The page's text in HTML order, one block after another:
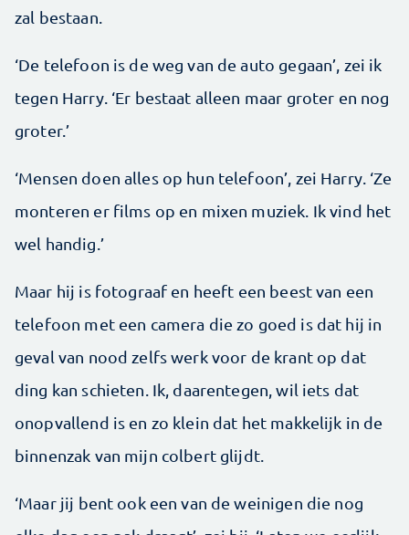
zal bestaan.
‘De telefoon is de weg van de auto gegaan’, zei ik
tegen Harry. ‘Er bestaat alleen maar groter en nog
groter.’
‘Mensen doen alles op hun telefoon’, zei Harry. ‘Ze
monteren er films op en mixen muziek. Ik vind het
wel handig.’
Maar hij is fotograaf en heeft een beest van een
telefoon met een camera die zo goed is dat hij in
geval van nood zelfs werk voor de krant op dat
ding kan schieten. Ik, daarentegen, wil iets dat
onopvallend is en zo klein dat het makkelijk in de
binnenzak van mijn colbert glijdt.
‘Maar jij bent ook een van de weinigen die nog